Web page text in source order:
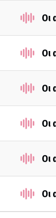
Οι
Οι
Οι
Οι
Οι
Οι